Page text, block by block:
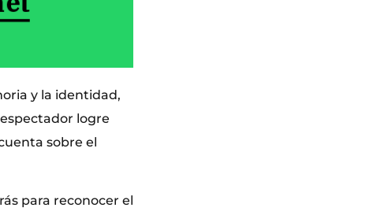
y la identidad,
logre
sobre el
para reconocer el